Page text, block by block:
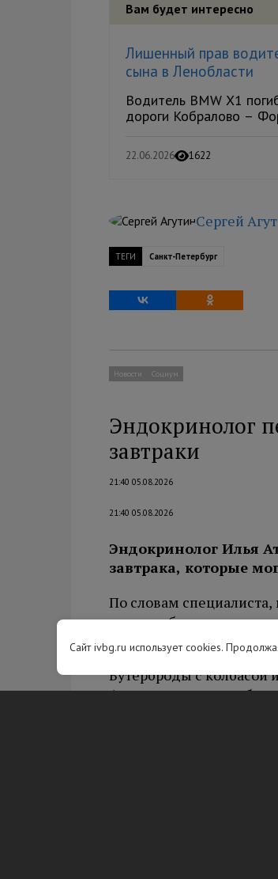
Вам будет интересно
Лишенный прав
сына в Ленобласти
Водитель BMW X1
дороги Кобралово –
22.06.2026 1622
Сергей
ТЕГИ Санкт-Петербург
Новости Социум
Эндокринолог
завтраки
21:40 05.08.2026
21:40 05.08.2026
Эндокринолог Илья
завтрака, которые
По словам
сладкие батончики
рекомендует
Бутерброды с колбасой
Атрахова, содержат
Сайт ivbg.ru использует cookies.